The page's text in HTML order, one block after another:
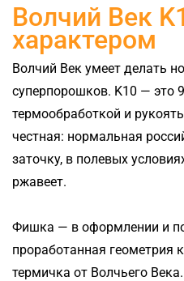
Волчий Век
характером
Волчий Век умеет делать
суперпорошков. K10 — это
термообработкой и
честная: нормальная
заточку, в полевых
ржавеет.
Фишка — в оформлении и
проработанная геометрия
термичка от Волчьего